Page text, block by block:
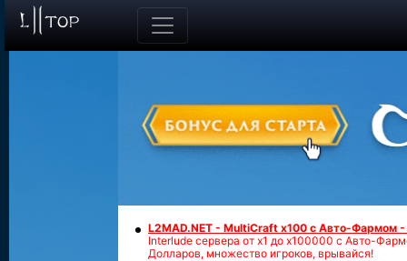
L2MAD.NET - MultiCraft x100 с Авто-Фармом
Interlude сервера от х1 до х100000 с Авто-
Долларов, множество игроков, врывайся!